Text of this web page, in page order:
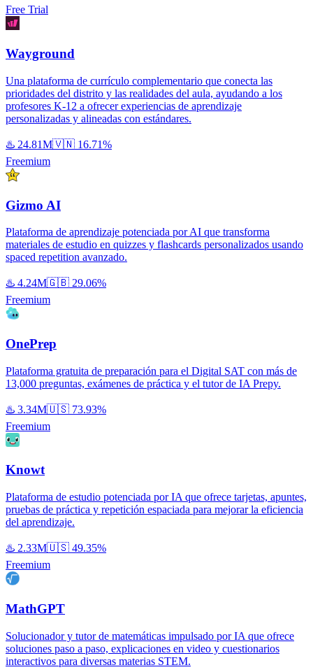
Free Trial
Wayground
Una plataforma de currículo complementario que conecta las
prioridades del distrito y las realidades del aula, ayudando a los
profesores K-12 a ofrecer experiencias de aprendizaje
personalizadas y alineadas con estándares.
♨️ 24.81M🇻🇳 16.71%
Freemium
Gizmo AI
Plataforma de aprendizaje potenciada por AI que transforma
materiales de estudio en quizzes y flashcards personalizados usando
spaced repetition avanzado.
♨️ 4.24M🇬🇧 29.06%
Freemium
OnePrep
Plataforma gratuita de preparación para el Digital SAT con más de
13,000 preguntas, exámenes de práctica y el tutor de IA Prepy.
♨️ 3.34M🇺🇸 73.93%
Freemium
Knowt
Plataforma de estudio potenciada por IA que ofrece tarjetas, apuntes,
pruebas de práctica y repetición espaciada para mejorar la eficiencia
del aprendizaje.
♨️ 2.33M🇺🇸 49.35%
Freemium
MathGPT
Solucionador y tutor de matemáticas impulsado por IA que ofrece
soluciones paso a paso, explicaciones en video y cuestionarios
interactivos para diversas materias STEM.